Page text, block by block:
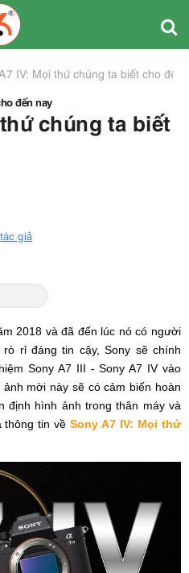
IV: Mọi thứ chúng ta biết cho đến
đến nay
chúng ta biết
giả
2018 và đã đến lúc nó có người
rỉ đáng tin cậy, Sony sẽ chính
Sony A7 III - Sony A7 IV vào
mời này sẽ có cảm biến hoàn
định hình ảnh trong thân máy và
thông tin vềSony A7 IV: Mọi thứ